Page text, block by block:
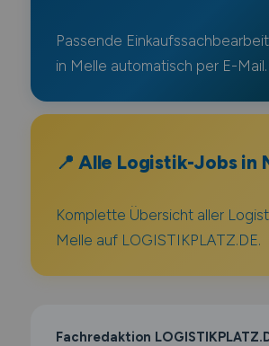
Passende
in Melle automatisch per E-Mail.
📍 Alle Logistik-Jobs in
Komplette Übersicht aller
Melle auf LOGISTIKPLATZ.DE.
Fachredaktion